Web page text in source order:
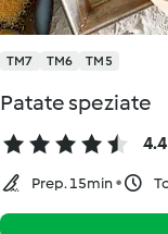
TM7 TM6 TM5
Patate speziate
4.4
Prep. 15min